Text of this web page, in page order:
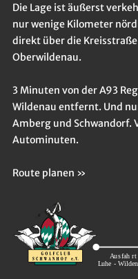
Die Lage ist äußerst
nur wenige Kilometer
direkt über die
Oberwildenau.
3 Minuten von der A93
Wildenau entfernt. Und
Amberg und Schwandorf.
Autominuten.
Route planen »